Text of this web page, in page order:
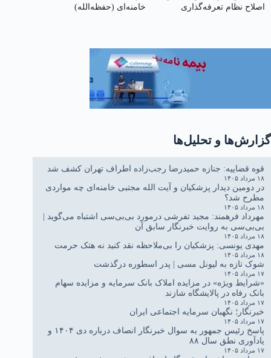
اصلاح نظام تعرفه‌گذاری
خامنه‌ای (حفظه‌الله)
گزارش‌ها و تحلیل‌ها
قوه قضاییه: جنازه حمیدرضا رجب‌زاده اطراف تهران کشف شد
۱۸ مرداد ۱۴۰۵
در دومین دیدار پزشکیان و آیت الله مجتبی خامنه‌ای چه مواردی
مطرح شد؟
۱۸ مرداد ۱۴۰۵
مهرداد فرهمند: مجید تفرشی درمورد بی‌بی‌سی اشتباه می‌گوید |
بی‌بی‌سی به روایت خبرنگار سابق آن
۱۸ مرداد ۱۴۰۵
مهدی یونسی: پزشکیان را بی‌ملاحظه نقد کنید نه هتک حرمت
۱۸ مرداد ۱۴۰۵
شوک تازه به لیونل مسی | پدر اسطوره درگذشت
۱۷ مرداد ۱۴۰۵
«شرایط ویژه» در مزایده املاک بانک سرمایه و مزایده سهام
بانک رفاه در پالایشگاه شازند
۱۷ مرداد ۱۴۰۵
خبرنگار؛ نگهبان سرمایه اجتماعی ایران
۱۷ مرداد ۱۴۰۵
پاسخ رئیس جمهور به سوال خبرنگار انصاف درباره دی ۱۴۰۴ و
یادآوری نطق سال ۸۸
۱۷ مرداد ۱۴۰۵